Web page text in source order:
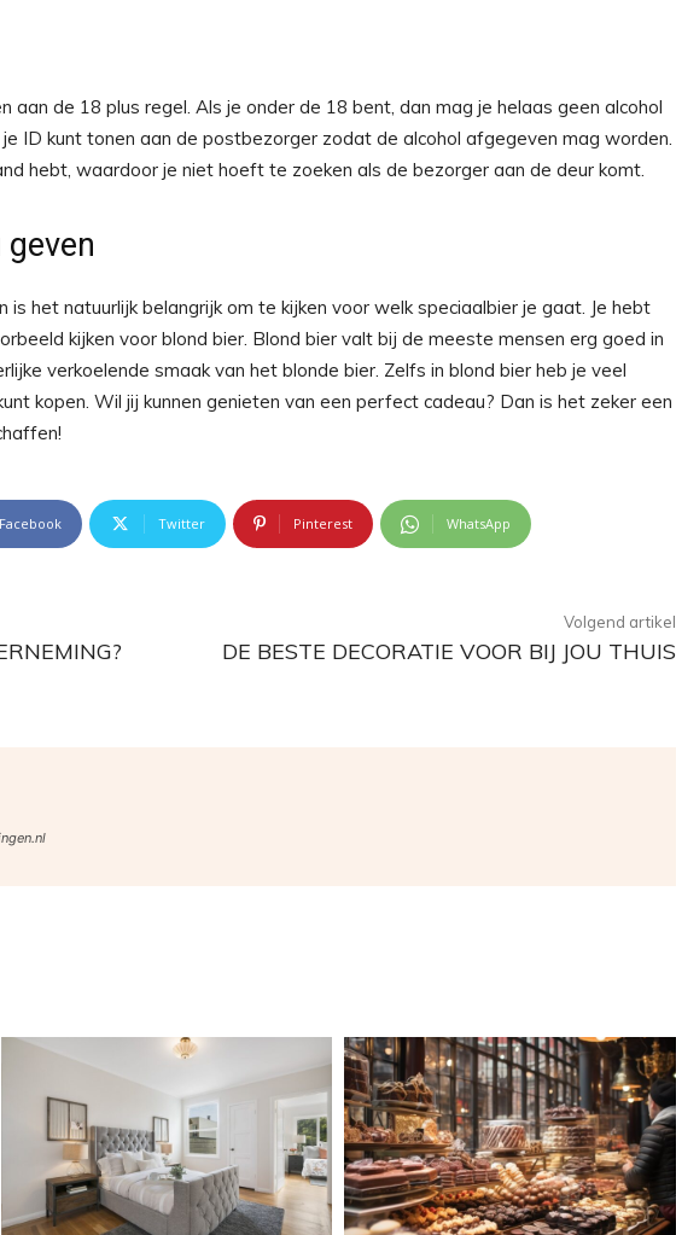
aan de 18 plus regel. Als je onder de 18 bent, dan mag je helaas geen alcohol
ID kunt tonen aan de postbezorger zodat de alcohol afgegeven mag worden.
hebt, waardoor je niet hoeft te zoeken als de bezorger aan de deur komt.
is het natuurlijk belangrijk om te kijken voor welk speciaalbier je gaat. Je hebt
kijken voor blond bier. Blond bier valt bij de meeste mensen erg goed in
verkoelende smaak van het blonde bier. Zelfs in blond bier heb je veel
kopen. Wil jij kunnen genieten van een perfect cadeau? Dan is het zeker een
Facebook Twitter Pinterest WhatsApp
Volgend artikel
DE BESTE DECORATIE VOOR BIJ JOU THUIS